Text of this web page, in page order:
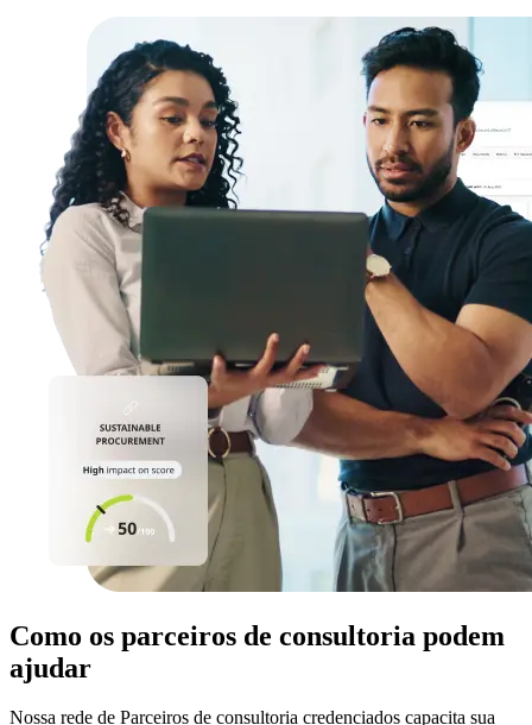
Como os parceiros de consultoria podem
ajudar
Nossa rede de Parceiros de consultoria credenciados capacita sua